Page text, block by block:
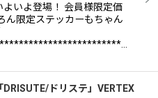
よいよ登場！ 会員様限定価
ん限定ステッカーもちゃん
ドリステ」VERTEX